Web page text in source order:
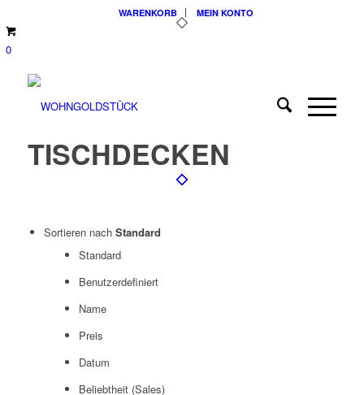
WARENKORB MEIN KONTO
0
TISCHDECKEN
Sortieren nach Standard
Standard
Benutzerdefiniert
Name
Preis
Datum
Beliebtheit (Sales)